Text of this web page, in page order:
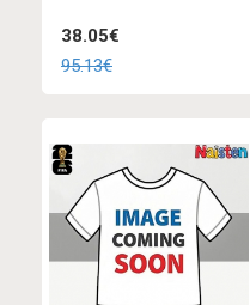
38.05€
95.13€